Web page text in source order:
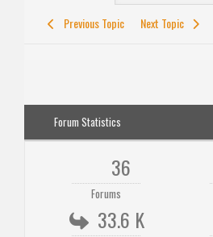
Previous Topic
Next Topic
Forum Statistics
36
Forums
33.6 K